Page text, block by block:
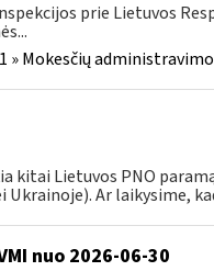
prie Lietuvos
» Mokesčių
Lietuvos PNO
Ar laikysime,
nuo 2026-06-30